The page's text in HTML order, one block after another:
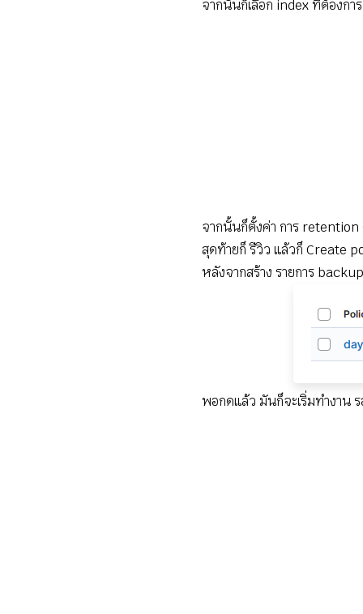
จากนั้นก็เลือก index ที่ต้องก
จากนั้นก็ตั้งค่า การ retention
สุดท้ายก็ รีวิว แล้วก็ Create
หลังจากสร้าง รายการ
พอกดแล้ว มันก็จะเริ่มทำงาน